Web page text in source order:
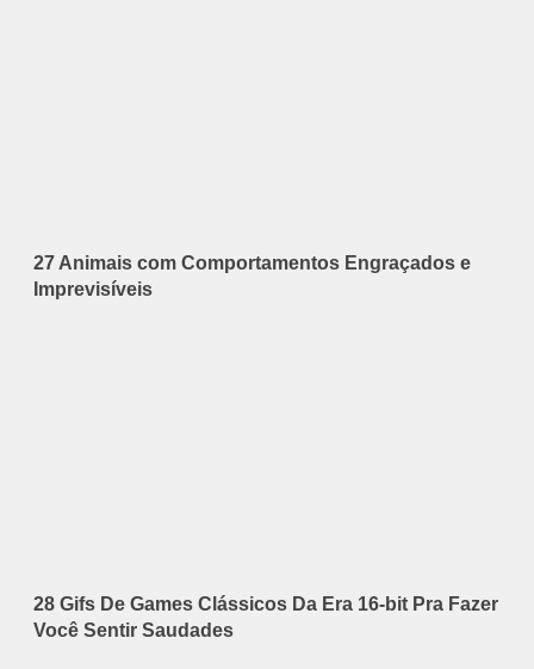
27 Animais com Comportamentos Engraçados e
Imprevisíveis
28 Gifs De Games Clássicos Da Era 16-bit Pra Fazer
Você Sentir Saudades